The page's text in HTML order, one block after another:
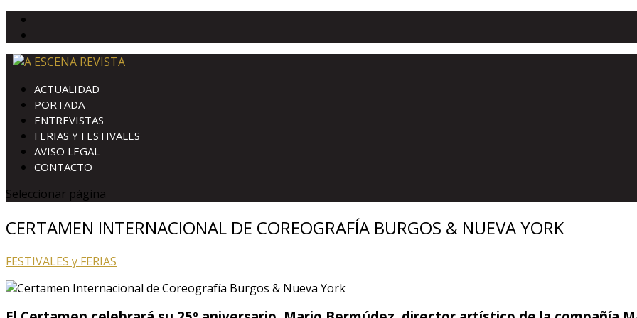
ACTUALIDAD
PORTADA
ENTREVISTAS
FERIAS Y FESTIVALES
AVISO LEGAL
CONTACTO
Seleccionar página
CERTAMEN INTERNACIONAL DE COREOGRAFÍA BURGOS & NUEVA YORK
FESTIVALES y FERIAS